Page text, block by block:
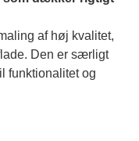
af høj kvalitet,
Den er særligt
funktionalitet og